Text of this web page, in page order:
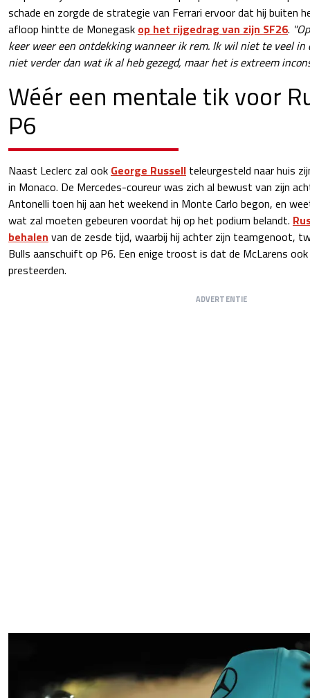
schade en zorgde de strategie van Ferrari ervoor dat hij buiten
afloop hintte de Monegask op het rijgedrag van zijn SF26.
keer weer een ontdekking wanneer ik rem. Ik wil niet te veel in
niet verder dan wat ik al heb gezegd, maar het is extreem
Wéér een mentale tik voor
P6
Naast Leclerc zal ook George Russell teleurgesteld naar huis
in Monaco. De Mercedes-coureur was zich al bewust van zijn
Antonelli toen hij aan het weekend in Monte Carlo begon, en
wat zal moeten gebeuren voordat hij op het podium belandt.
behalen van de zesde tijd, waarbij hij achter zijn teamgenoot,
Bulls aanschuift op P6. Een enige troost is dat de McLarens
presteerden.
ADVERTENTIE